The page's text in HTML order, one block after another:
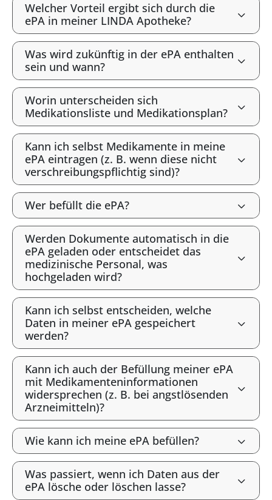
Welcher Vorteil ergibt sich durch die
ePA in meiner LINDA Apotheke?
Was wird zukünftig in der ePA enthalten
sein und wann?
Worin unterscheiden sich
Medikationsliste und Medikationsplan?
Kann ich selbst Medikamente in meine
ePA eintragen (z. B. wenn diese nicht
verschreibungspflichtig sind)?
Wer befüllt die ePA?
Werden Dokumente automatisch in die
ePA geladen oder entscheidet das
medizinische Personal, was
hochgeladen wird?
Kann ich selbst entscheiden, welche
Daten in meiner ePA gespeichert
werden?
Kann ich auch der Befüllung meiner ePA
mit Medikamenteninformationen
widersprechen (z. B. bei angstlösenden
Arzneimitteln)?
Wie kann ich meine ePA befüllen?
Was passiert, wenn ich Daten aus der
ePA lösche oder löschen lasse?